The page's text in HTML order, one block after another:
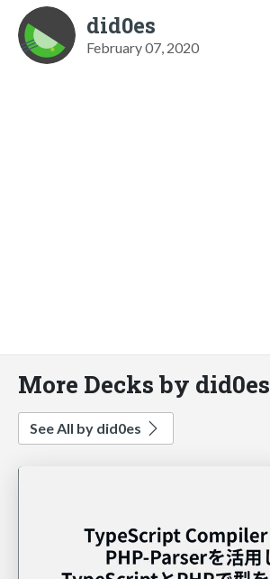
did0es
February 07, 2020
More Decks by did0es
See All by did0es